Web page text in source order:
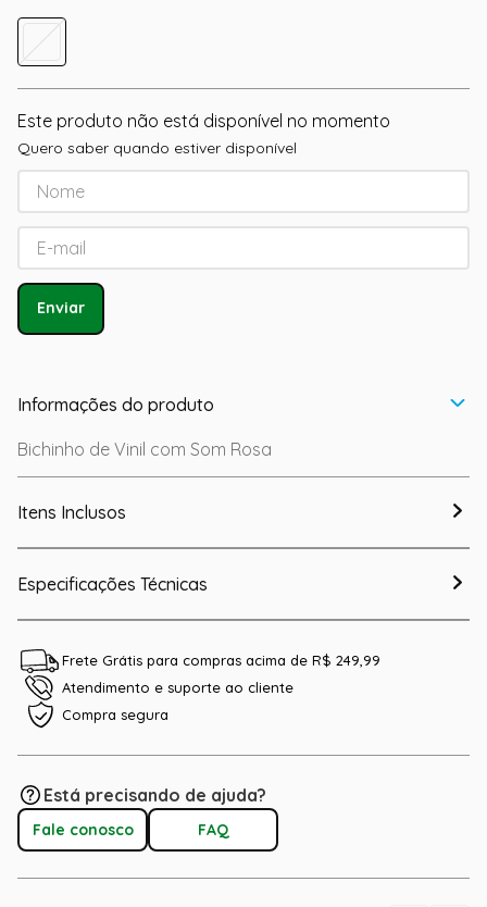
Este produto não está disponível no momento
Quero saber quando estiver disponível
Enviar
Informações do produto
Bichinho de Vinil com Som Rosa
Itens Inclusos
Especificações Técnicas
Frete Grátis para compras acima de R$ 249,99
Atendimento e suporte ao cliente
Compra segura
Está precisando de ajuda?
Fale conosco FAQ